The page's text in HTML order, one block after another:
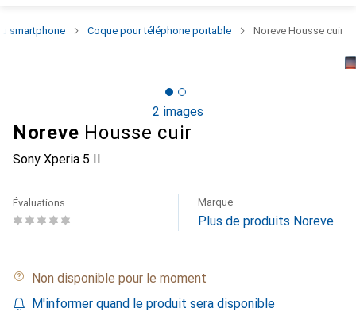
smartphone Coque pour téléphone portable Noreve Housse cuir
2 images
Noreve Housse cuir
Sony Xperia 5 II
Évaluations Marque
Plus de produits Noreve
Non disponible pour le moment
M'informer quand le produit sera disponible